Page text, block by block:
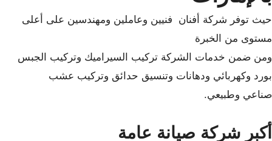
حيث توفر شركة أفنان فنيين وعاملين ومهندسين على أعلى
مستوى من الخبرة
ومن ضمن خدمات الشركة تركيب السيراميك وتركيب الجبس
بورد وكهربائي ودهانات وتنسيق حدائق وتركيب عشب
صناعي وطبيعي.
أكبر شركة صيانة عامة